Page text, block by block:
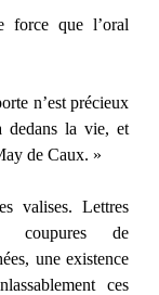
force que l’oral
n’est précieux
dedans la vie, et
de Caux. »
valises. Lettres
coupures de
une existence
ces